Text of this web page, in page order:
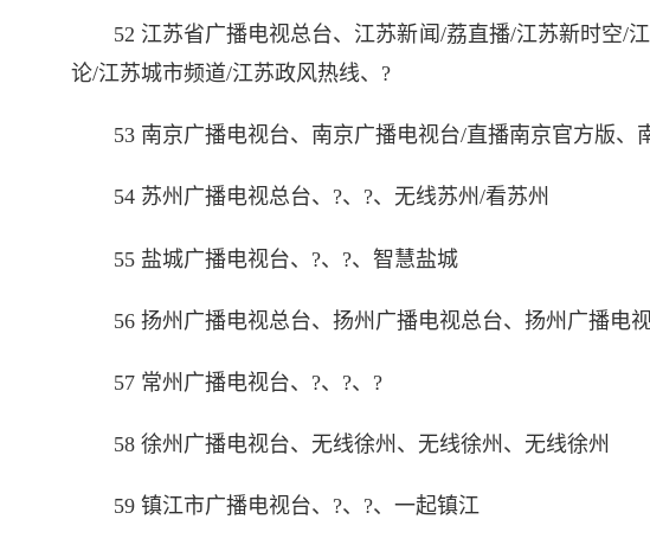
52 江苏省广播电视总台、江苏新闻/荔直播/江苏新时空/
论/江苏城市频道/江苏政风热线、?
53 南京广播电视台、南京广播电视台/直播南京官方版
54 苏州广播电视总台、?、?、无线苏州/看苏州
55 盐城广播电视台、?、?、智慧盐城
56 扬州广播电视总台、扬州广播电视总台、扬州广播电
57 常州广播电视台、?、?、?
58 徐州广播电视台、无线徐州、无线徐州、无线徐州
59 镇江市广播电视台、?、?、一起镇江